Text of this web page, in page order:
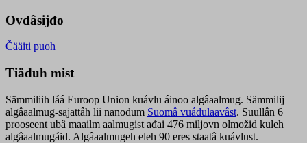
Ovdâsijđo
Čääiti puoh
Tiäđuh mist
Sämmiliih láá Euroop Union kuávlu áinoo algâaalmug. Sämmilij
algâaalmug-sajattâh lii nanodum Suomâ vuáđulaavâst. Suullân 6
prooseent ubâ maailm aalmugist ađai 476 miljovn olmožid kuleh
algâaalmugáid. Algâaalmugeh eleh 90 eres staatâ kuávlust.